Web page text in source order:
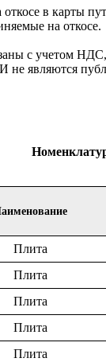
в карты
на откосе.
с учетом НДС,
являются
Плита
Плита
Плита
Плита
Плита